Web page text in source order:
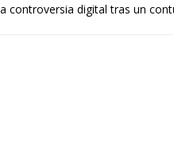
controversia digital tras un